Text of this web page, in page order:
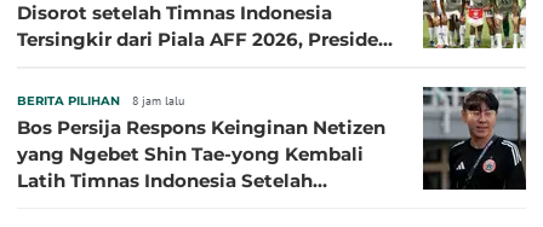
Disorot setelah Timnas Indonesia
Tersingkir dari Piala AFF 2026, Presiden
BERITA PILIHAN 8 jam lalu
Bos Persija Respons Keinginan Netizen
yang Ngebet Shin Tae-yong Kembali
Latih Timnas Indonesia Setelah